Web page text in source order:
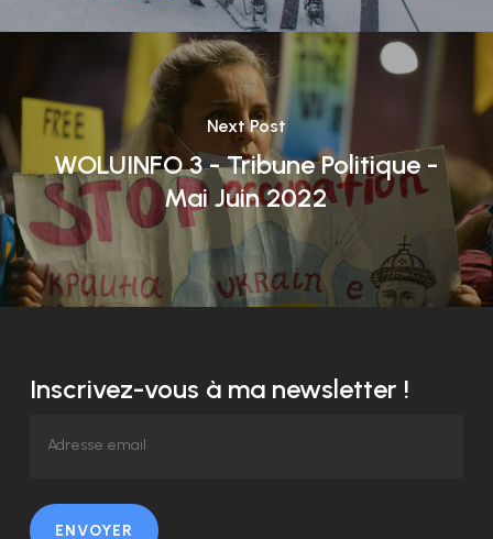
Next Post
WOLUINFO 3 - Tribune Politique -
Mai Juin 2022
Inscrivez-vous à ma newsletter !
ENVOYER